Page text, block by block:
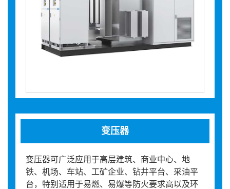
变压器
变压器可广泛应用于高层建筑、商业中心、地
铁、机场、车站、工矿企业、钻井平台、采油平
台，特别适用于易燃、易爆等防火要求高以及环